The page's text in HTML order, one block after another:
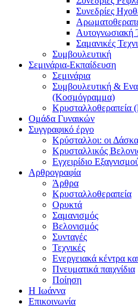
Συνεδρίες
Αυτογνωσιακή
Σαμανικές
Συμβουλευτική
Σεμινάρια-Εκπαίδευση
Σεμινάρια
Συμβουλευτική &
(Κοσμόγραμμα)
Κρυσταλλοθεραπεία
Ομάδα Γυναικών
Συγγραφικό έργο
Κρύσταλλοι: οι
Κρυσταλλικός
Εγχειρίδιο
Αρθρογραφία
Άρθρα
Κρυσταλλοθεραπεία
Ορυκτά
Σαμανισμός
Βελονισμός
Συνταγές
Τεχνικές
Ενεργειακά κέντρα
Πνευματικά παιχνίδια
Ποίηση
Η Ιωάννα
Επικοινωνία